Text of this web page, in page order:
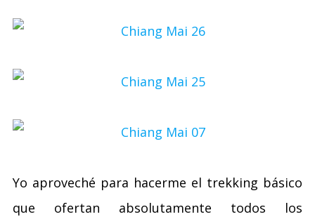
Yo aproveché para hacerme el trekking básico
que ofertan absolutamente todos los